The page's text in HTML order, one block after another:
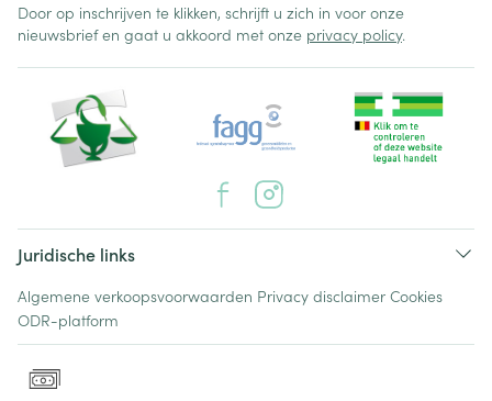
Door op inschrijven te klikken, schrijft u zich in voor onze
nieuwsbrief en gaat u akkoord met onze privacy policy.
Juridische links
Algemene verkoopsvoorwaarden Privacy disclaimer Cookies
ODR-platform